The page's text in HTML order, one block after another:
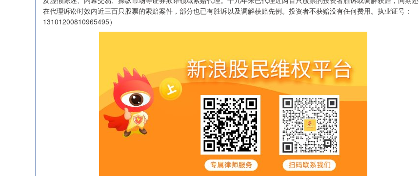
在代理诉讼时效内近三百只股票的索赔案件，部分也已有胜诉以及调解获赔先例。投资者不获赔没有任何费用。执业证号：
13101200810965495）